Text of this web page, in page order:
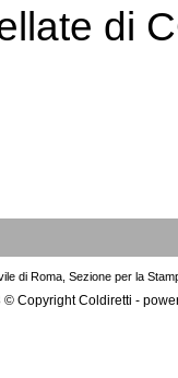
di
di Roma, Sezione per la
© Copyright Coldiretti -